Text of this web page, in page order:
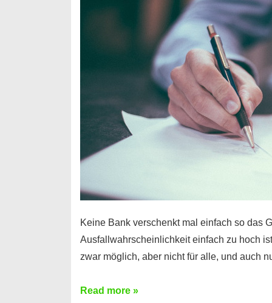
Keine Bank verschenkt mal einfach so das
Ausfallwahrscheinlichkeit einfach zu hoch
zwar möglich, aber nicht für alle, und auch
Ist
Read more »